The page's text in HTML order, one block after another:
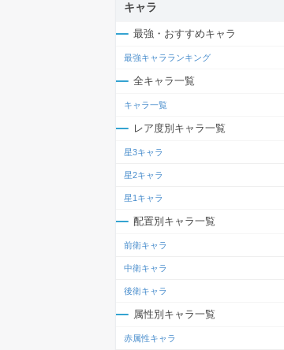
キャラ
最強・おすすめキャラ
最強キャラランキング
全キャラ一覧
キャラ一覧
レア度別キャラ一覧
星3キャラ
星2キャラ
星1キャラ
配置別キャラ一覧
前衛キャラ
中衛キャラ
後衛キャラ
属性別キャラ一覧
赤属性キャラ